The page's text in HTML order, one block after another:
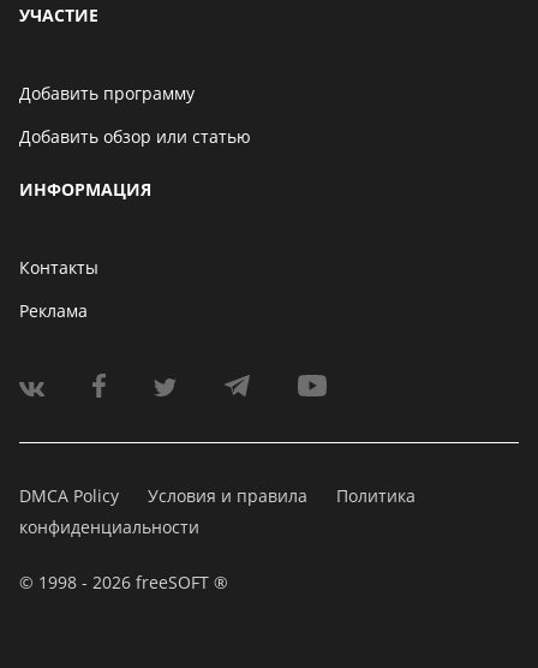
УЧАСТИЕ
Добавить программу
Добавить обзор или статью
ИНФОРМАЦИЯ
Контакты
Реклама
DMCA Policy Условия и правила
Политика
конфиденциальности
© 1998 - 2026 freeSOFT ®